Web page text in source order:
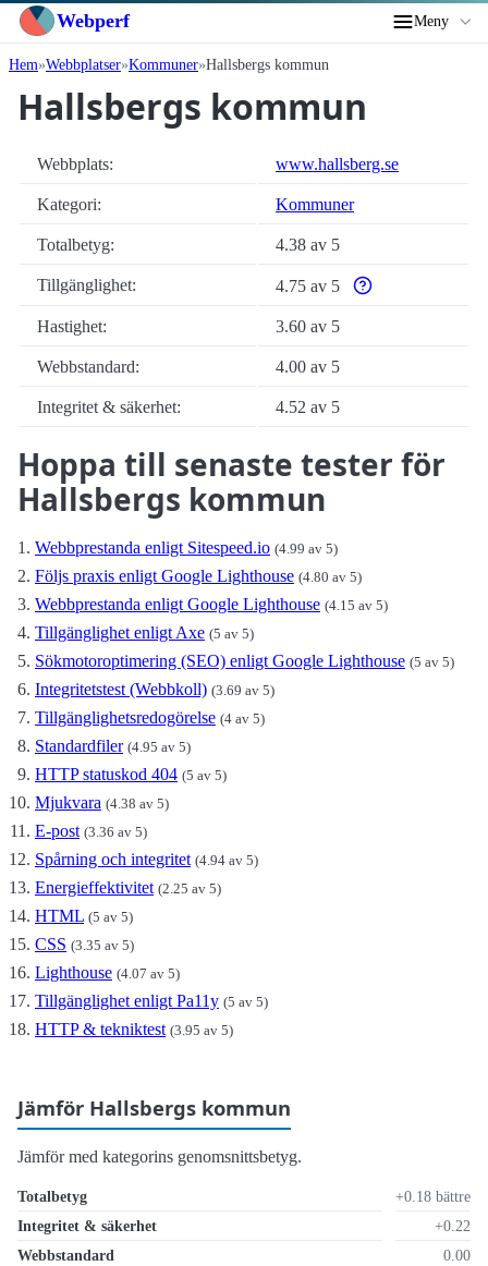
Webperf Meny
Hem Webbplatser Kommuner Hallsbergs kommun
Hallsbergs kommun
Webbplats: www.hallsberg.se
Kategori: Kommuner
Totalbetyg: 4.38 av 5
Tillgänglighet: 4.75 av 5
Varför enbart
Hastighet:
3.60 av 5
Webbstandard: 4.00 av 5
Integritet & säkerhet: 4.52 av 5
Hoppa till senaste tester för
Hallsbergs kommun
Webbprestanda enligt Sitespeed.io (4.99 av 5)
Följs praxis enligt Google Lighthouse (4.80 av 5)
Webbprestanda enligt Google Lighthouse (4.15 av 5)
Tillgänglighet enligt Axe (5 av 5)
Sökmotoroptimering (SEO) enligt Google Lighthouse (5 av 5)
Integritetstest (Webbkoll) (3.69 av 5)
Tillgänglighetsredogörelse (4 av 5)
Standardfiler (4.95 av 5)
HTTP statuskod 404 (5 av 5)
Mjukvara (4.38 av 5)
E-post (3.36 av 5)
Spårning och integritet (4.94 av 5)
Energieffektivitet (2.25 av 5)
HTML (5 av 5)
CSS (3.35 av 5)
Lighthouse (4.07 av 5)
Tillgänglighet enligt Pa11y (5 av 5)
HTTP & tekniktest (3.95 av 5)
Jämför Hallsbergs kommun
Jämför med kategorins genomsnittsbetyg.
Totalbetyg
+0.18 bättre
Integritet & säkerhet
+0.22
Webbstandard
0.00